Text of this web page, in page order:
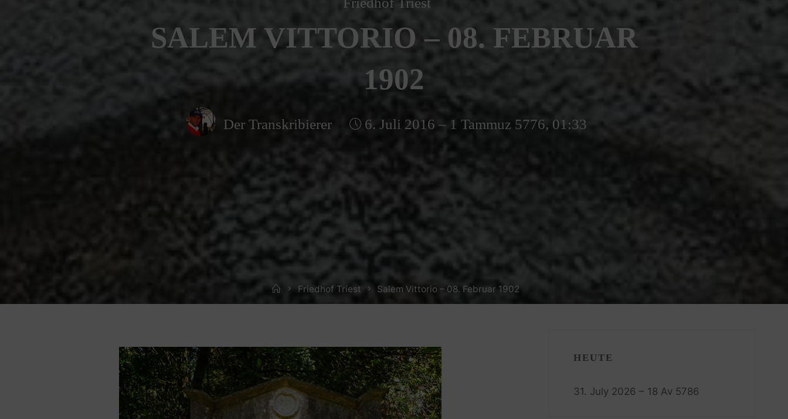
SALEM VITTORIO – 08. FEBRUAR
1902
Der Transkribierer 6. Juli 2016 – 1 Tammuz 5776, 01:33
HomeFriedhof Triest Salem Vittorio – 08. Februar 1902
HEUTE
31. July 2026 – 18 Av 5786